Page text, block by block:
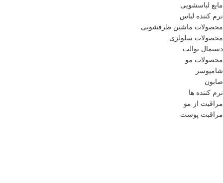
مایع لباسشویی
نرم کننده لباس
محصولات ماشین ظرفشویی
محصولات سلولزی
دستمال توالت
محصولات مو
شامپوسر
صابون
نرم کننده ها
مراقبت از مو
مراقبت پوست